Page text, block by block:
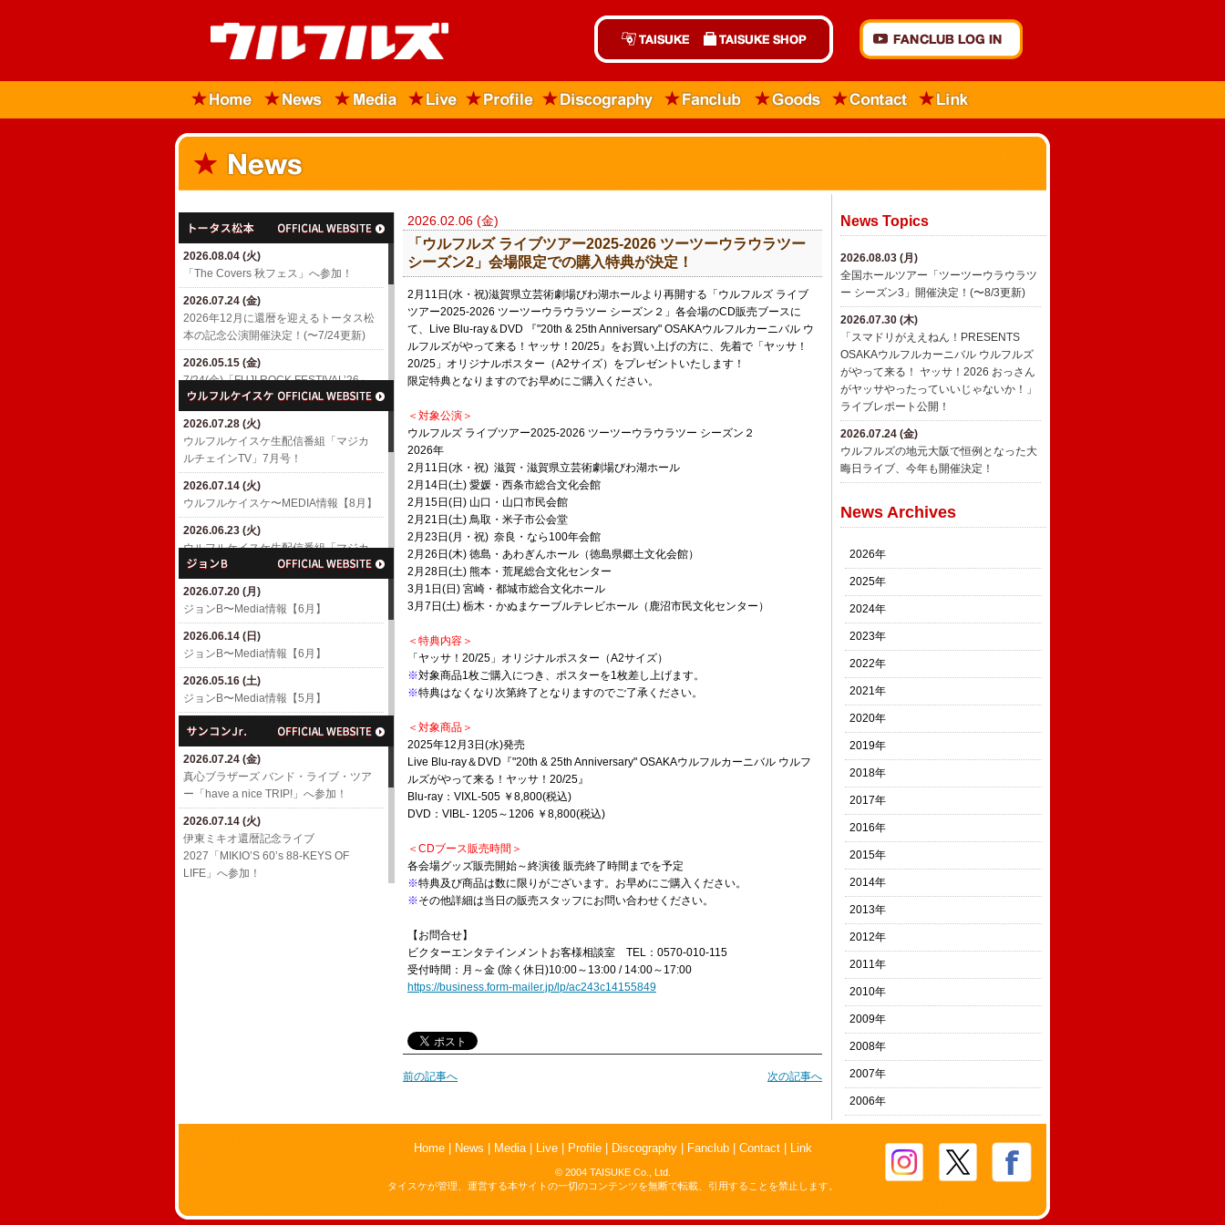
2026.08.04 (火)
「The Covers 秋フェス」へ参加！
2026.07.24 (金)
2026年12月に還暦を迎えるトータス松
本の記念公演開催決定！(〜7/24更新)
2026.05.15 (金)
7/24(金)「FUJI ROCK FESTIVAL’26」
出演決定！
2026.04.18 (土)
6/10(水)「MUSIC AWARDS JAPAN
WEEK SPECIAL LIVE A Tribute to
EIICHI OHTAKI」出演決定！
2026.04.01 (水)
7/4(土)「浜崎貴司 GACHIスペシャル」
2026.03.06 (金)
渡辺満里奈アルバム「Ring-a-Bell 30th
Anniversary Deluxe Edition」
2026.02.27 (金)
3/4(水)パラスポーツアニメテーマ曲
「スーパーヒーロー」配信リリース決
定！
3/8(日)「TOKYO GUITAR JAMBOREE
2026.02.10 (火)
ROOTS66で「The Covers' Fes. 2026」
2026.02.01 (日)
YouTube「上田禎的音楽史 vol.1」に出
演！
2026.07.28 (火)
ウルフルケイスケ生配信番組「マジカ
ルチェインTV」7月号！
2026.07.14 (火)
​ウルフルケイスケ〜MEDIA情報【8月】
2026.06.23 (火)
ウルフルケイスケ生配信番組「マジカ
ルチェインTV」6月号！
2026.06.17 (水)
​ウルフルケイスケ〜MEDIA情報【6月】
2026.05.11 (月)
ウルフルケイスケ生配信番組「マジカ
ルチェインTV」5月号！
2026.04.23 (木)
ウルフルケイスケ生配信番組「マジカ
ルチェインTV」4月号！
2026.04.16 (木)
​ウルフルケイスケ〜MEDIA情報【4月】
(〜4/16更新)
2026.03.24 (火)
ウルフルケイスケ生配信番組「マジカ
ルチェインTV」3月号！
2026.07.20 (月)
ジョンB〜Media情報【6月】
2026.06.14 (日)
ジョンB〜Media情報【6月】
2026.05.16 (土)
ジョンB〜Media情報【5月】
2026.04.19 (日)
2026.03.16 (月)
ジョンB〜Media情報【3月】
2026.02.15 (日)
ジョンB〜Media情報【2月】
2026.01.19 (月)
ジョンB〜Media情報【1月】
2026.07.24 (金)
​真心ブラザーズ バンド・ライブ・ツア
ー「have a nice TRIP!」へ参加！
2026.07.14 (火)
伊東ミキオ還暦記念ライブ
2027「MIKIO’S 60’s 88-KEYS OF
LIFE」へ参加！
刊TANCON」を公開！
2026.02.06 (金)
「ウルフルズ ライブツアー2025-2026 ツーツーウラウラツー
シーズン2」会場限定での購入特典が決定！
2月11日(水・祝)滋賀県立芸術劇場びわ湖ホールより再開する「ウルフルズ ライブ
ツアー2025-2026 ツーツーウラウラツー シーズン２」各会場のCD販売ブースに
て、Live Blu-ray＆DVD 『"20th & 25th Anniversary" OSAKAウルフルカーニバル ウ
ルフルズがやって来る！ヤッサ！20/25』をお買い上げの方に、先着で「ヤッサ！
20/25」オリジナルポスター（A2サイズ）をプレゼントいたします！
限定特典となりますのでお早めにご購入ください。
＜対象公演＞
ウルフルズ ライブツアー2025-2026 ツーツーウラウラツー シーズン２
2026年
2月11日(水・祝) 滋賀・滋賀県立芸術劇場びわ湖ホール
2月14日(土) 愛媛・西条市総合文化会館
2月15日(日) 山口・山口市民会館
2月21日(土) 鳥取・米子市公会堂
2月23日(月・祝) 奈良・なら100年会館
2月26日(木) 徳島・あわぎんホール（徳島県郷土文化会館）
2月28日(土) 熊本・荒尾総合文化センター
3月1日(日) 宮崎・都城市総合文化ホール
3月7日(土) 栃木・かぬまケーブルテレビホール（鹿沼市民文化センター）
＜特典内容＞
「ヤッサ！20/25」オリジナルポスター（A2サイズ）
※対象商品1枚ご購入につき、ポスターを1枚差し上げます。
※特典はなくなり次第終了となりますのでご了承ください。
＜対象商品＞
2025年12月3日(水)発売
Live Blu-ray＆DVD『"20th & 25th Anniversary" OSAKAウルフルカーニバル ウルフ
ルズがやって来る！ヤッサ！20/25』
Blu-ray：VIXL-505 ￥8,800(税込)
DVD：VIBL- 1205～1206 ￥8,800(税込)
＜CDブース販売時間＞
各会場グッズ販売開始～終演後 販売終了時間までを予定
※特典及び商品は数に限りがございます。お早めにご購入ください。
※その他詳細は当日の販売スタッフにお問い合わせください。
【お問合せ】
ビクターエンタテインメントお客様相談室 TEL：0570-010-115
受付時間：月～金 (除く休日)10:00～13:00 / 14:00～17:00
https://business.form-mailer.jp/lp/ac243c14155849
前の記事へ 次の記事へ
News Topics
2026.08.03 (月)
全国ホールツアー「ツーツーウラウラツ
ー シーズン3」開催決定！(〜8/3更新)
2026.07.30 (木)
「スマドリがええねん！PRESENTS
OSAKAウルフルカーニバル ウルフルズ
がやって来る！ ヤッサ！2026 おっさん
がヤッサやったっていいじゃないか！」
ライブレポート公開！
2026.07.24 (金)
ウルフルズの地元大阪で恒例となった大
晦日ライブ、今年も開催決定！
News Archives
2026年
2025年
2024年
2023年
2022年
2021年
2020年
2019年
2018年
2017年
2016年
2015年
2014年
2013年
2012年
2011年
2010年
2009年
2008年
2007年
2006年
Home| News Media| Live| Profile| Discography| Fanclub| Contact| Link
© 2004 TAISUKE Co., Ltd.
タイスケが管理、運営する本サイトの一切のコンテンツを無断で転載、引用することを禁止します。